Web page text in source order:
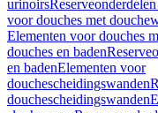
urinoirs
voor douches met
Elementen voor douches
douches en baden
en badenElementen voor
douchescheidingswanden
douchescheidingswanden